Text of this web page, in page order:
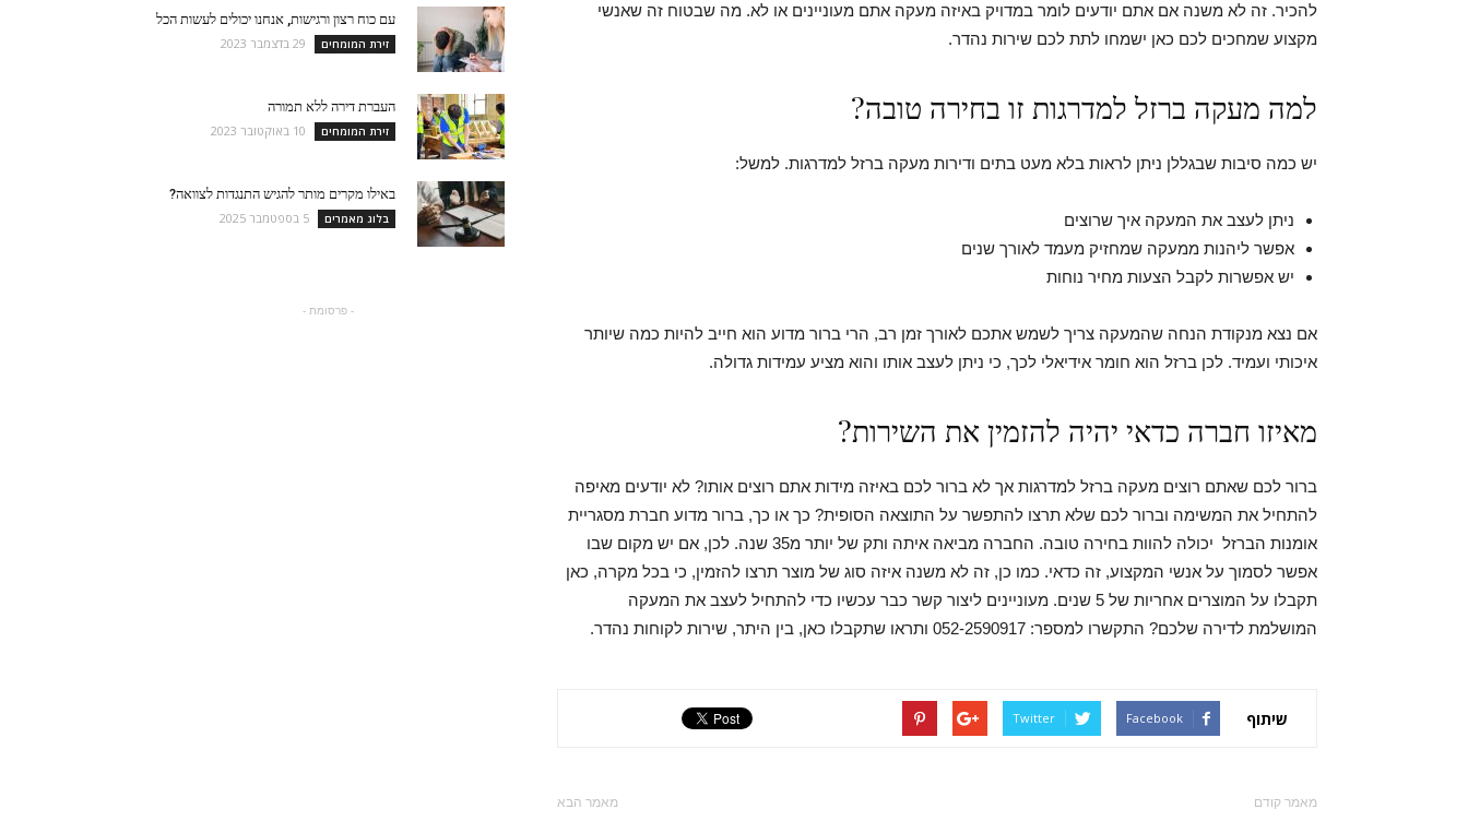
להכיר. זה לא משנה אם אתם יודעים לומר במדויק באיזה מעקה אתם מעוניינים או לא. מה שבטוח זה שאנשי
מקצוע שמחכים לכם כאן ישמחו לתת לכם שירות נהדר.
למה מעקה ברזל למדרגות זו בחירה טובה?
יש כמה סיבות שבגללן ניתן לראות בלא מעט בתים ודירות מעקה ברזל למדרגות. למשל:
ניתן לעצב את המעקה איך שרוצים
אפשר ליהנות ממעקה שמחזיק מעמד לאורך שנים
יש אפשרות לקבל הצעות מחיר נוחות
אם נצא מנקודת הנחה שהמעקה צריך לשמש אתכם לאורך זמן רב, הרי ברור מדוע הוא חייב להיות כמה שיותר
איכותי ועמיד. לכן ברזל הוא חומר אידיאלי לכך, כי ניתן לעצב אותו והוא מציע עמידות גדולה.
מאיזו חברה כדאי יהיה להזמין את השירות?
ברור לכם שאתם רוצים מעקה ברזל למדרגות אך לא ברור לכם באיזה מידות אתם רוצים אותו? לא יודעים מאיפה
להתחיל את המשימה וברור לכם שלא תרצו להתפשר על התוצאה הסופית? כך או כך, ברור מדוע חברת מסגריית
אומנות הברזל יכולה להוות בחירה טובה. החברה מביאה איתה ותק של יותר מ35 שנה. לכן, אם יש מקום שבו
אפשר לסמוך על אנשי המקצוע, זה כדאי. כמו כן, זה לא משנה איזה סוג של מוצר תרצו להזמין, כי בכל מקרה, כאן
תקבלו על המוצרים אחריות של 5 שנים. מעוניינים ליצור קשר כבר עכשיו כדי להתחיל לעצב את המעקה
המושלמת לדירה שלכם? התקשרו למספר: 052-2590917 ותראו שתקבלו כאן, בין היתר, שירות לקוחות נהדר.
שיתוף Facebook
Twitter
מאמר קודם מאמר הבא
עם כוח רצון ורגישות, אנחנו יכולים לעשות הכל
זירת המומחים 29 בדצמבר 2023
העברת דירה ללא תמורה
זירת המומחים 10 באוקטובר 2023
באילו מקרים מותר להגיש התנגדות לצוואה?
בלוג מאמרים 5 בספטמבר 2025
- פרסומת -